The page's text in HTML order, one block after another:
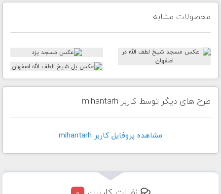
محصولات مشابه
طرح های دیگر توسط کاربر mihantarh
مشاهده پروفايل کاربر mihantarh